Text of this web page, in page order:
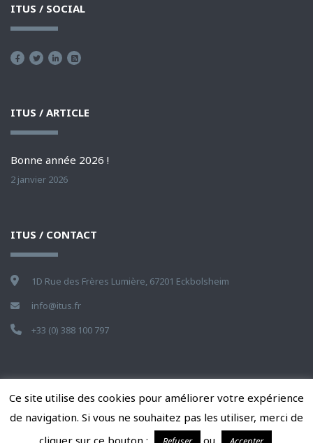
ITUS / SOCIAL
ITUS / ARTICLE
Bonne année 2026 !
2 janvier 2026
ITUS / CONTACT
1D Rue des Frères Lumière, 67201 Eckbolsheim
info@itus.fr
+33 (0) 388 100 797
© ITus, 2006-2025. Tous droits réservés.
Ce site utilise des cookies pour améliorer votre expérience
de navigation. Si vous ne souhaitez pas les utiliser, merci de
cliquer sur ce bouton :
ou